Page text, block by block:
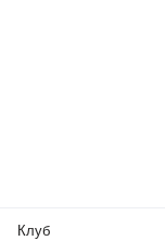
Клуб